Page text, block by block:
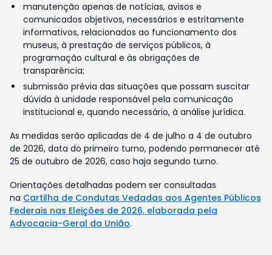
manutenção apenas de notícias, avisos e
comunicados objetivos, necessários e estritamente
informativos, relacionados ao funcionamento dos
museus, à prestação de serviços públicos, à
programação cultural e às obrigações de
transparência;
submissão prévia das situações que possam suscitar
dúvida à unidade responsável pela comunicação
institucional e, quando necessário, à análise jurídica.
As medidas serão aplicadas de 4 de julho a 4 de outubro
de 2026, data do primeiro turno, podendo permanecer até
25 de outubro de 2026, caso haja segundo turno.
Orientações detalhadas podem ser consultadas
na Cartilha de Condutas Vedadas aos Agentes Públicos
Federais nas Eleições de 2026, elaborada pela
Advocacia-Geral da União.